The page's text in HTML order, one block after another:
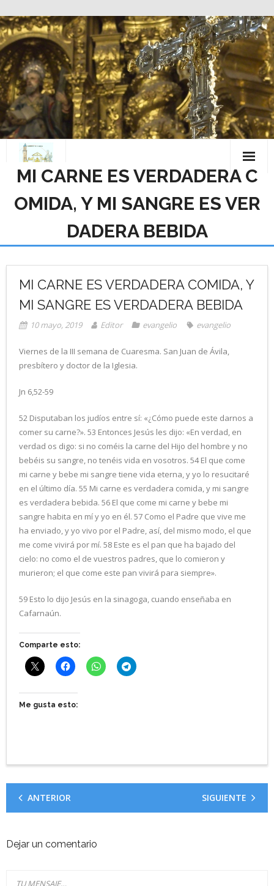
Saltar
al
contenido
MI CARNE ES VERDADERA C
OMIDA, Y MI SANGRE ES VER
DADERA BEBIDA
MI CARNE ES VERDADERA COMIDA, Y
MI SANGRE ES VERDADERA BEBIDA
10 mayo, 2019 Editor evangelio evangelio
Viernes de la III semana de Cuaresma. San Juan de Ávila,
presbítero y doctor de la Iglesia.
Jn 6,52-59
52 Disputaban los judíos entre sí: «¿Cómo puede este darnos a
comer su carne?». 53 Entonces Jesús les dijo: «En verdad, en
verdad os digo: si no coméis la carne del Hijo del hombre y no
bebéis su sangre, no tenéis vida en vosotros. 54 El que come
mi carne y bebe mi sangre tiene vida eterna, y yo lo resucitaré
en el último día. 55 Mi carne es verdadera comida, y mi sangre
es verdadera bebida. 56 El que come mi carne y bebe mi
sangre habita en mí y yo en él. 57 Como el Padre que vive me
ha enviado, y yo vivo por el Padre, así, del mismo modo, el que
me come vivirá por mí. 58 Este es el pan que ha bajado del
cielo: no como el de vuestros padres, que lo comieron y
murieron; el que come este pan vivirá para siempre».
59 Esto lo dijo Jesús en la sinagoga, cuando enseñaba en
Cafarnaún.
Comparte esto:
Me gusta esto:
ANTERIOR SIGUIENTE
Dejar un comentario